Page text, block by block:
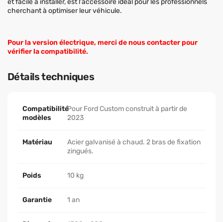
et facile à installer, est l'accessoire idéal pour les professionnels
cherchant à optimiser leur véhicule.
Pour la version électrique, merci de nous contacter pour
vérifier la compatibilité.
Détails techniques
Compatibilité
modèles
Pour Ford Custom construit à partir de
2023
Matériau
Acier galvanisé à chaud. 2 bras de fixation
zingués.
Poids 10 kg
Garantie 1 an